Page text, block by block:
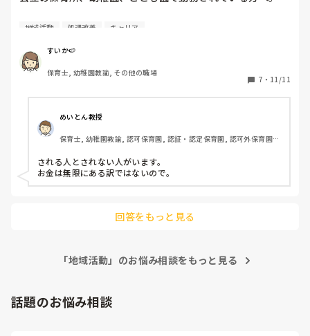
保育士等キャリアアップによる改善手当Ⅱは公立の園だと研
よるのでしょうか。
それともすべての公立園が該当しますか？
地域活動 処遇改善 キャリア
すいか🍉
保育士, 幼稚園教諭, その他の職場
7 ・ 11/11
めいとん教授
保育士, 幼稚園教諭, 認可保育園, 認証・認定保育園, 認可外保育園,
される人とされない人がいます。
お金は無限にある訳ではないので。
回答をもっと見る
「地域活動」のお悩み相談をもっと見る
話題のお悩み相談